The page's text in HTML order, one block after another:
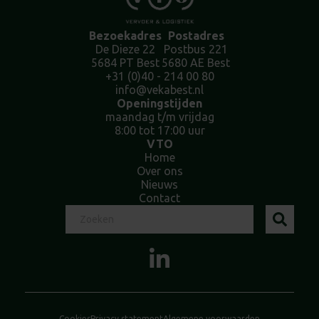
Bezoekadres
De Dieze 22
5684 PT Best
Postadres
Postbus 221
5680 AE Best
+31 (0)40 - 214 00 80
info@vekabest.nl
Openingstijden
maandag t/m vrijdag
8:00 tot 17:00 uur
VTO
Home
Over ons
Nieuws
Contact